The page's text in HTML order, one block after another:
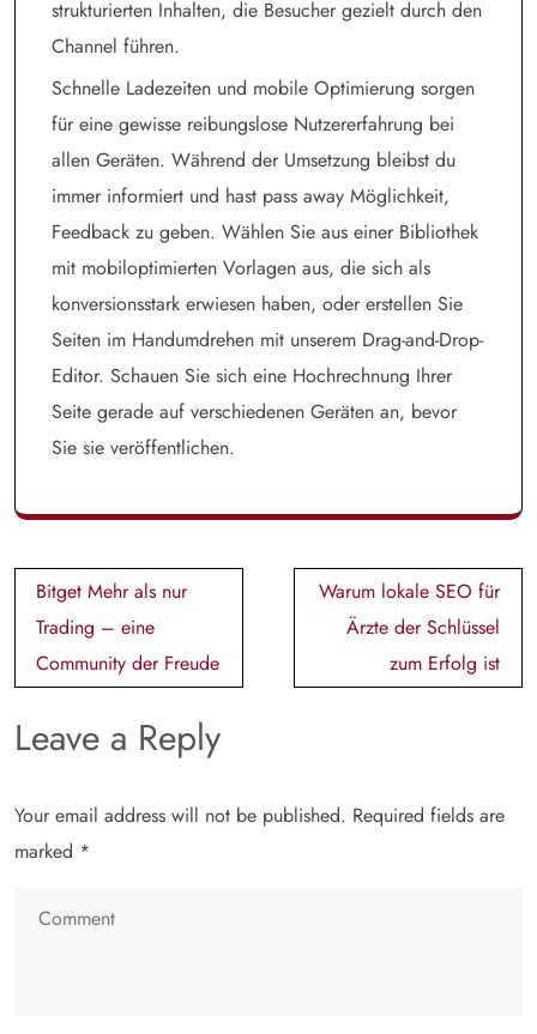
strukturierten Inhalten, die Besucher gezielt durch den
Channel führen.
Schnelle Ladezeiten und mobile Optimierung sorgen
für eine gewisse reibungslose Nutzererfahrung bei
allen Geräten. Während der Umsetzung bleibst du
immer informiert und hast pass away Möglichkeit,
Feedback zu geben. Wählen Sie aus einer Bibliothek
mit mobiloptimierten Vorlagen aus, die sich als
konversionsstark erwiesen haben, oder erstellen Sie
Seiten im Handumdrehen mit unserem Drag-and-Drop-
Editor. Schauen Sie sich eine Hochrechnung Ihrer
Seite gerade auf verschiedenen Geräten an, bevor
Sie sie veröffentlichen.
Post
navigation
Bitget Mehr als nur
Trading – eine
Community der Freude
Warum lokale SEO für
Ärzte der Schlüssel
zum Erfolg ist
Leave a Reply
Your email address will not be published. Required fields are
marked *